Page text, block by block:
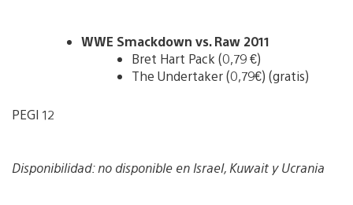
WWE Smackdown vs. Raw 2011
Bret Hart Pack (0,79 €)
The Undertaker (0,79€) (gratis)
PEGI 12
Disponibilidad: no disponible en Israel, Kuwait y Ucrania